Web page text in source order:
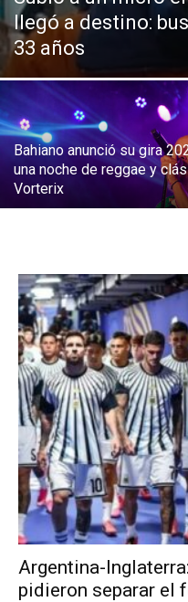
llegó a destino:
33 años
Bahiano anunció su gira
una noche de reggae y
Vorterix
Argentina-
pidieron separar el